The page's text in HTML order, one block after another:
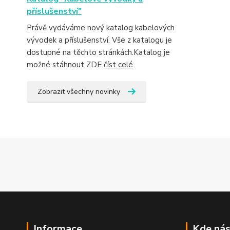
příslušenství"
Právě vydáváme nový katalog kabelových
vývodek a příslušenství. Vše z katalogu je
dostupné na těchto stránkách.Katalog je
možné stáhnout ZDE číst celé
Zobrazit všechny novinky